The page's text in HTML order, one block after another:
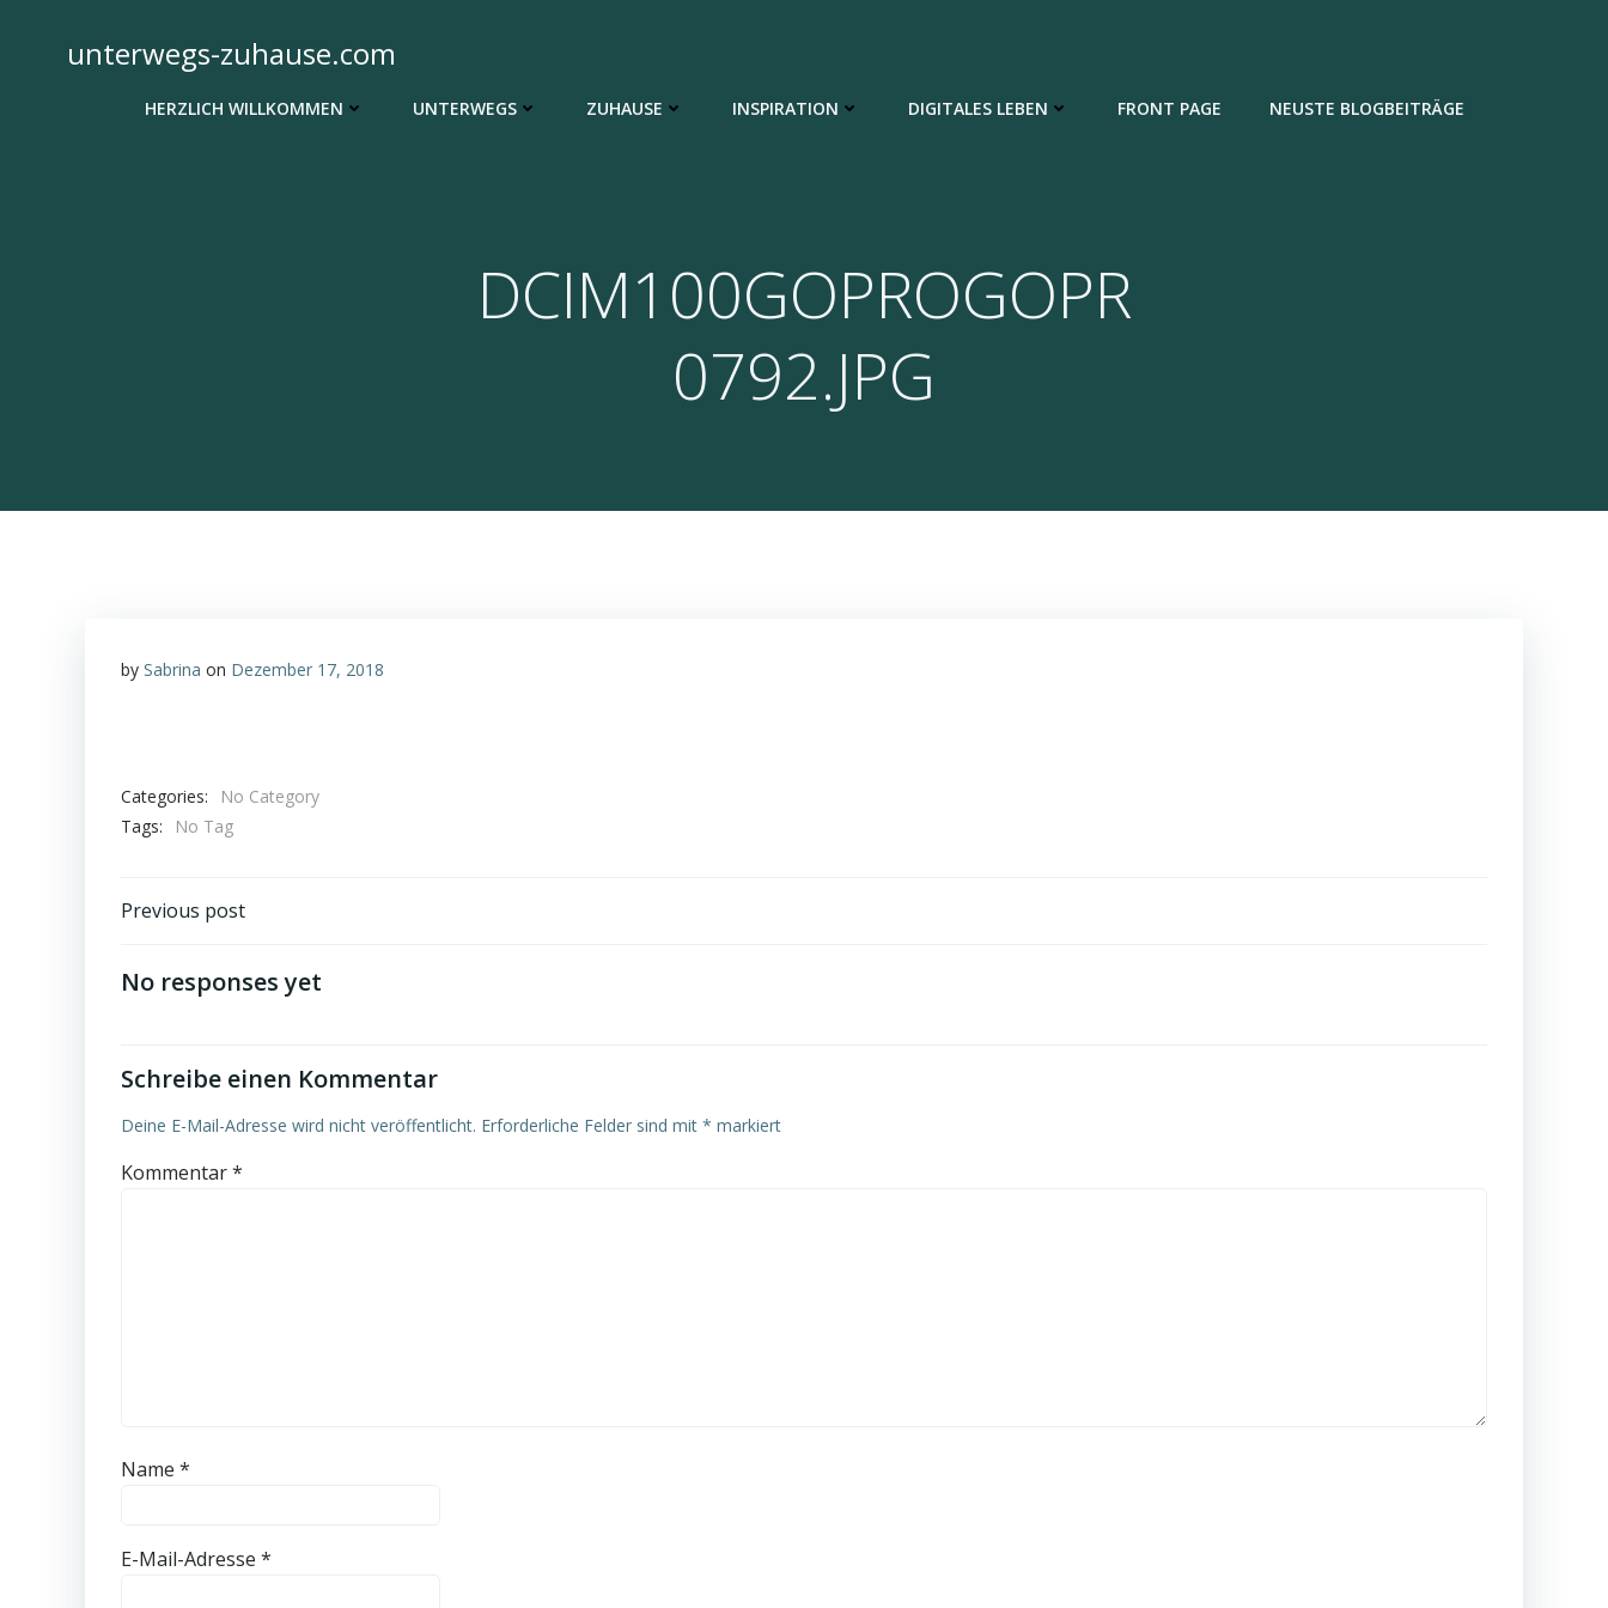
springenunterwegs-zuhause.com
HERZLICH WILLKOMMEN UNTERWEGS ZUHAUSE INSPIRATION DIGITALES LEBEN FRONT PAGE NEUSTE BLOGBEITRÄGE
DCIM100GOPROGOPR
0792.JPG
by Sabrina on Dezember 17, 2018
Categories:
No Category
Tags:
No Tag
Post
navigation
Previous post
No responses yet
Schreibe einen Kommentar
Deine E-Mail-Adresse wird nicht veröffentlicht. Erforderliche Felder sind mit * markiert
Kommentar*
Name *
E-Mail-Adresse *